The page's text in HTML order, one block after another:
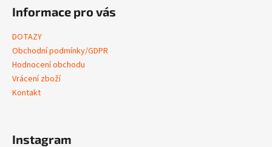
Informace pro vás
DOTAZY
Obchodní podmínky/GDPR
Hodnocení obchodu
Vrácení zboží
Kontakt
Instagram